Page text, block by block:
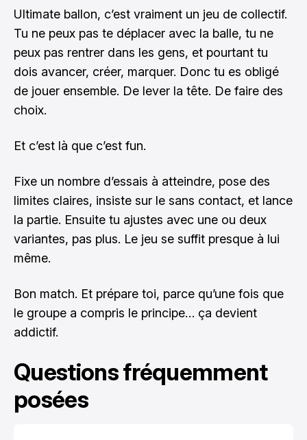
Ultimate ballon, c’est vraiment un jeu de collectif.
Tu ne peux pas te déplacer avec la balle, tu ne
peux pas rentrer dans les gens, et pourtant tu
dois avancer, créer, marquer. Donc tu es obligé
de jouer ensemble. De lever la tête. De faire des
choix.
Et c’est là que c’est fun.
Fixe un nombre d’essais à atteindre, pose des
limites claires, insiste sur le sans contact, et lance
la partie. Ensuite tu ajustes avec une ou deux
variantes, pas plus. Le jeu se suffit presque à lui
même.
Bon match. Et prépare toi, parce qu’une fois que
le groupe a compris le principe… ça devient
addictif.
Questions fréquemment
posées